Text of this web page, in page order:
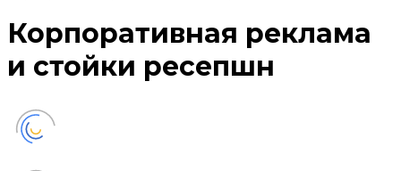
Корпоративная реклама
и стойки ресепшн